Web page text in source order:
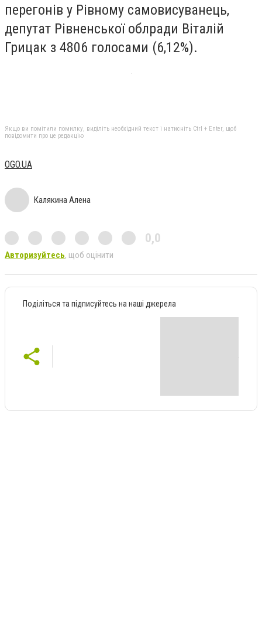
перегонів у Рівному самовисуванець,
депутат Рівненської облради Віталій
Грицак з 4806 голосами (6,12%).
Якщо ви помітили помилку, виділіть необхідний текст і натисніть Ctrl + Enter, щоб
повідомити про це редакцію
OGO.UA
Калякина Алена
0,0
Авторизуйтесь, щоб оцінити
Поділіться та підписуйтесь на наші джерела